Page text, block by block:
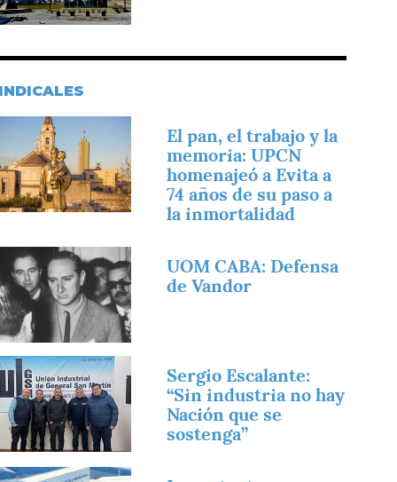
El pan, el trabajo y la
memoria: UPCN
homenajeó a Evita a
74 años de su paso a
la inmortalidad
UOM CABA: Defensa
de Vandor
Sergio Escalante:
“Sin industria no hay
Nación que se
sostenga”